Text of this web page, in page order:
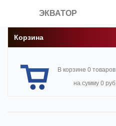
ЭКВАТОР
Корзина
В корзине 0 товаров
на сумму 0 руб